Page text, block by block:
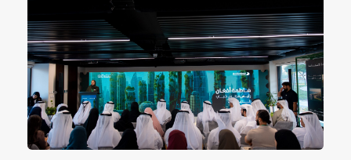
في
مسابقة
“أجمل
حديقة
منزلية
مستدامة
في
دبي